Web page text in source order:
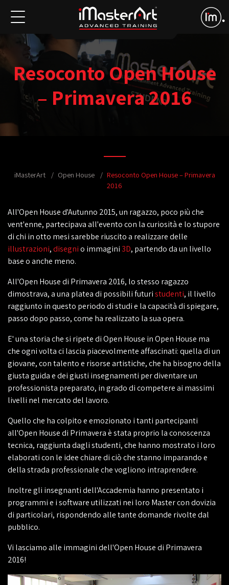
Resoconto Open House
– Primavera 2016
iMasterArt Open House
Resoconto Open House – Primavera
2016
All'Open House d'Autunno 2015, un ragazzo, poco più che
vent'enne, partecipava all'evento con la curiosità e lo stupore
di chi in otto mesi sarebbe riuscito a realizzare delle
illustrazioni,disegnio immagini 3D, partendo da un livello
base o anche meno.
All'Open House di Primavera 2016, lo stesso ragazzo
dimostrava, a una platea di possibili futuristudenti, il livello
raggiunto in questo periodo di studi e la capacità di spiegare,
passo dopo passo, come ha realizzato la sua opera.
E' una storia che si ripete di Open House in Open House ma
che ogni volta ci lascia piacevolmente affascinati: quella di un
giovane, con talento e risorse artistiche, che ha bisogno della
giusta guida e dei giusti insegnamenti per diventare un
professionista preparato, in grado di competere ai massimi
livelli nel mercato del lavoro.
Quello che ha colpito e emozionato i tanti partecipanti
all'Open House di Primavera è stata proprio la conoscenza
tecnica, raggiunta dagli studenti, che hanno mostrato i loro
elaborati con le idee chiare di ciò che stanno imparando e
della strada professionale che vogliono intraprendere.
Inoltre gli insegnanti dell'Accademia hanno presentato i
programmi e i software utilizzati nei loro Master con dovizia
di particolari, rispondendo alle tante domande rivolte dal
pubblico.
Vi lasciamo alle immagini dell'Open House di Primavera
2016!